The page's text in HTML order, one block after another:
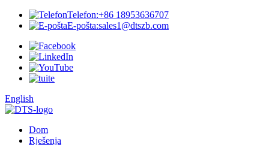
Telefon:+86 18953636707
E-pošta:sales1@dtszb.com
English
Dom
Rješenja